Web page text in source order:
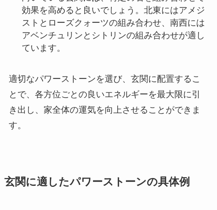
効果を高めると良いでしょう。北東にはアメジ
ストとローズクォーツの組み合わせ、南西には
アベンチュリンとシトリンの組み合わせが適し
ています。
適切なパワーストーンを選び、玄関に配置するこ
とで、各方位ごとの良いエネルギーを最大限に引
き出し、家全体の運気を向上させることができま
す。
玄関に適したパワーストーンの具体例